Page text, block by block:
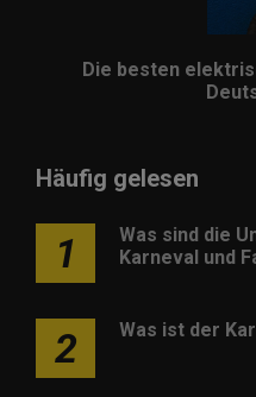
Die besten
Häufig gelesen
1
Was sind die
Karneval und
2 Was ist der